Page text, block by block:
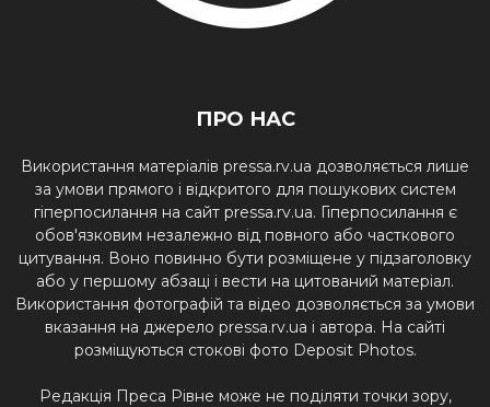
ПРО НАС
Використання матеріалів pressa.rv.ua дозволяється лише
за умови прямого і відкритого для пошукових систем
гіперпосилання на сайт pressa.rv.ua. Гіперпосилання є
обов'язковим незалежно від повного або часткового
цитування. Воно повинно бути розміщене у підзаголовку
або у першому абзаці і вести на цитований матеріал.
Використання фотографій та відео дозволяється за умови
вказання на джерело pressa.rv.ua і автора. На сайті
розміщуються стокові фото Deposit Photos.
Редакція Преса Рівне може не поділяти точки зору,